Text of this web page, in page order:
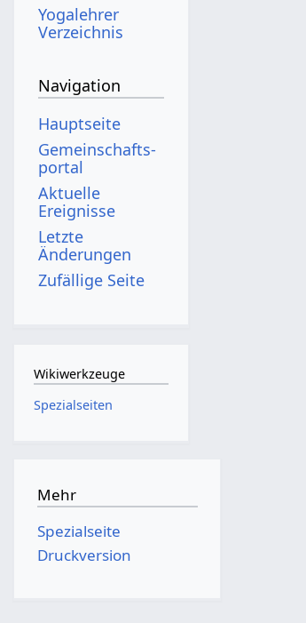
Yogalehrer
Verzeichnis
Navigation
Hauptseite
Gemeinschafts­
portal
Aktuelle
Ereignisse
Letzte
Änderungen
Zufällige Seite
Wikiwerkzeuge
Spezialseiten
Mehr
Spezialseite
Druckversion